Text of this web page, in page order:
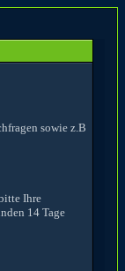
sowie z.B
Ihre
14 Tage